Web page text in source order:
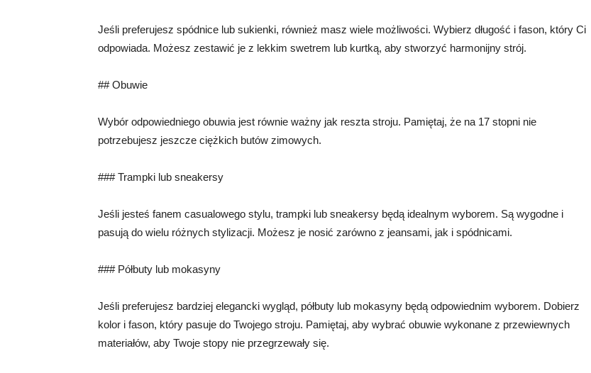
Jeśli preferujesz spódnice lub sukienki, również masz wiele możliwości. Wybierz długość i fason, który Ci
odpowiada. Możesz zestawić je z lekkim swetrem lub kurtką, aby stworzyć harmonijny strój.
## Obuwie
Wybór odpowiedniego obuwia jest równie ważny jak reszta stroju. Pamiętaj, że na 17 stopni nie
potrzebujesz jeszcze ciężkich butów zimowych.
### Trampki lub sneakersy
Jeśli jesteś fanem casualowego stylu, trampki lub sneakersy będą idealnym wyborem. Są wygodne i
pasują do wielu różnych stylizacji. Możesz je nosić zarówno z jeansami, jak i spódnicami.
### Półbuty lub mokasyny
Jeśli preferujesz bardziej elegancki wygląd, półbuty lub mokasyny będą odpowiednim wyborem. Dobierz
kolor i fason, który pasuje do Twojego stroju. Pamiętaj, aby wybrać obuwie wykonane z przewiewnych
materiałów, aby Twoje stopy nie przegrzewały się.